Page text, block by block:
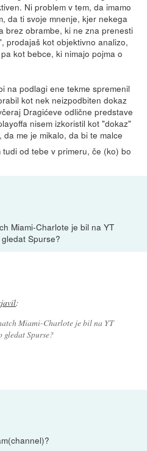
Ni problem v tem, da imamo
da ti svoje mnenje, kjer nekega
brez obrambe, ki ne zna prenesti
prodajaš kot objektivno analizo,
kot bebce, ki nimajo pojma o
na podlagi ene tekme spremenil
kot nek neizpodbiten dokaz
Dragićeve odlične predstave
nisem izkoristil kot "dokaz"
me je mikalo, da bi te malce
od tebe v primeru, če (ko) bo
Miami-Charlote je bil na YT
Spurse?
:
Miami-Charlote je bil na YT
gledat Spurse?